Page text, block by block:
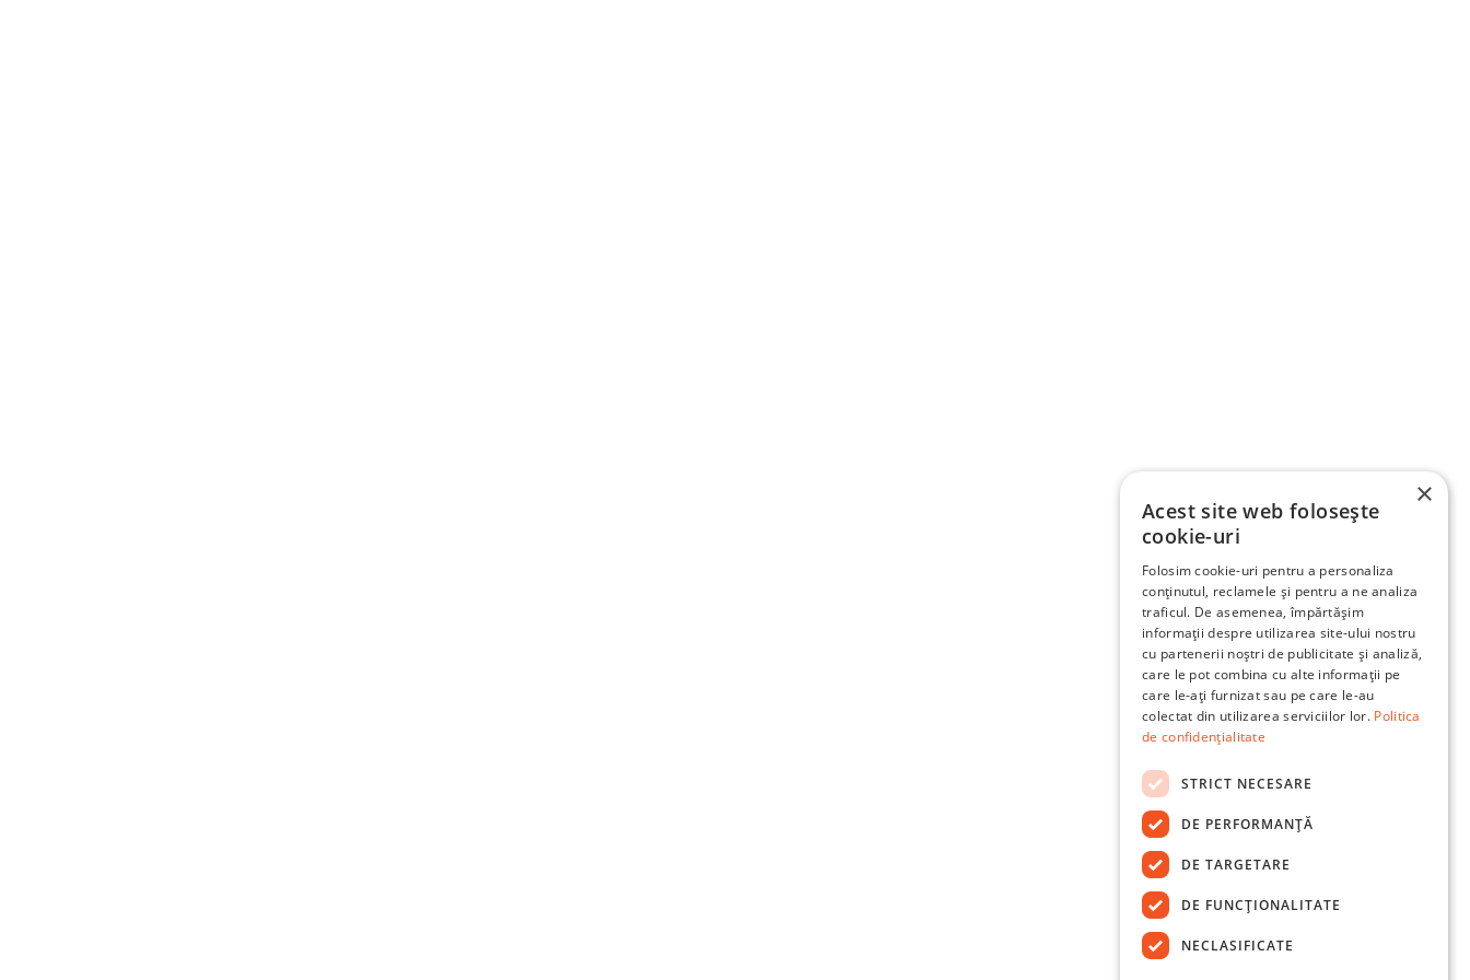
×
Acest site web folosește
cookie-uri
Folosim cookie-uri pentru a personaliza
conținutul, reclamele și pentru a ne analiza
traficul. De asemenea, împărtășim
informații despre utilizarea site-ului nostru
cu partenerii noștri de publicitate și analiză,
care le pot combina cu alte informații pe
care le-ați furnizat sau pe care le-au
colectat din utilizarea serviciilor lor. Politica
de confidențialitate
STRICT NECESARE
DE PERFORMANȚĂ
DE TARGETARE
DE FUNCŢIONALITATE
NECLASIFICATE